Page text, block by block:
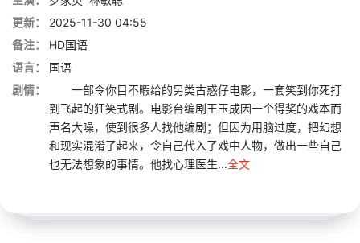
更新：
2025-11-30 04:55
备注：
HD国语
语言：
国语
剧情：
一部令你目不暇给的另类古惑仔电影，一套笑到你死打
到飞起的狂笑式剧。电影台编剧王玉成因一个得奖的戏本而
声名大噪，使到很多人找他编剧；但因为用脑过度，把幻想
和现实混淆了起来，令自己代入了戏中人物，做出一些自己
也无法想象的事情。他找心理医生...全文